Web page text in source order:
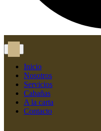
Inicio
Nosotros
Servicios
Cabañas
A la carta
Contacto